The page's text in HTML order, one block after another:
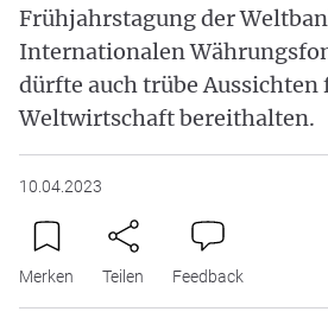
Frühjahrstagung der
Internationalen
dürfte auch trübe Aussichten
Weltwirtschaft bereithalten.
10.04.2023
Merken Teilen Feedback